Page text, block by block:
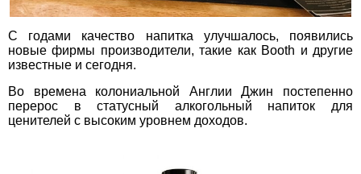
С годами качество напитка улучшалось, появились
новые фирмы производители, такие как Booth и другие
известные и сегодня.
Во времена колониальной Англии Джин постепенно
перерос в статусный алкогольный напиток для
ценителей с высоким уровнем доходов.